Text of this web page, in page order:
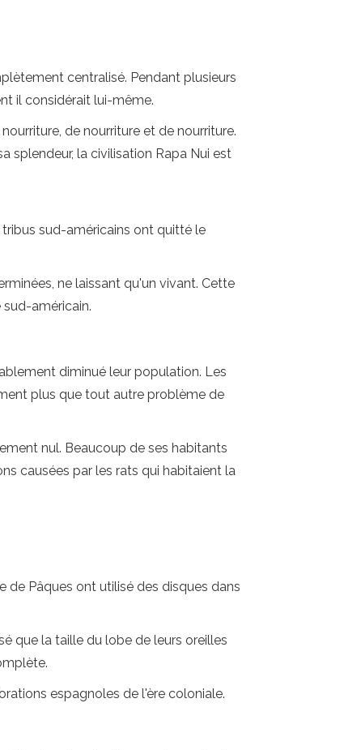
centralisé. Pendant plusieurs
il considérait lui-même.
de nourriture et de nourriture.
splendeur, la civilisation Rapa Nui est
sud-américains ont quitté le
ne laissant qu'un vivant. Cette
américain.
diminué leur population. Les
plus que tout autre problème de
nul. Beaucoup de ses habitants
causées par les rats qui habitaient la
de Pâques ont utilisé des disques dans
que la taille du lobe de leurs oreilles
espagnoles de l'ère coloniale.